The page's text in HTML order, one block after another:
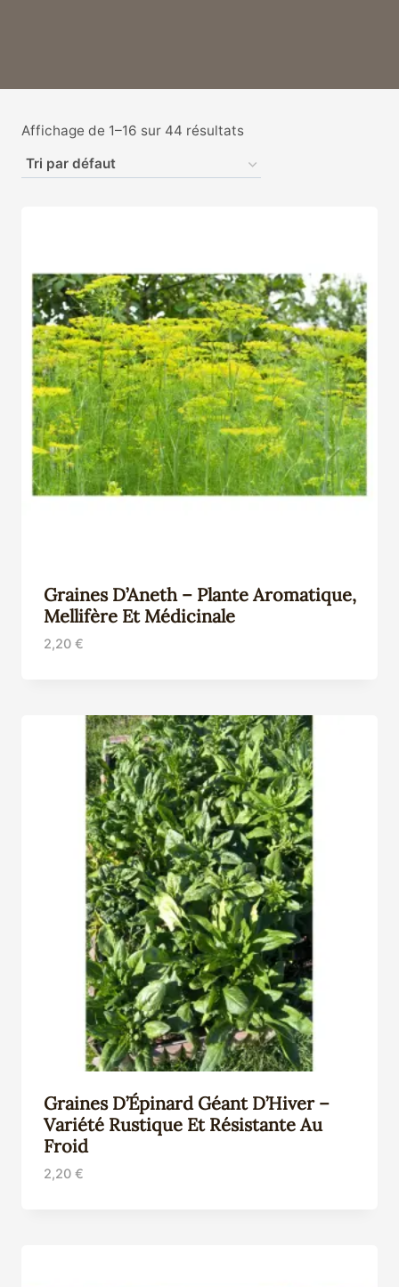
Affichage de 1–16 sur 44 résultats
Graines D’Aneth – Plante Aromatique,
Mellifère Et Médicinale
2,20 €
Graines D’Épinard Géant D’Hiver –
Variété Rustique Et Résistante Au
Froid
2,20 €